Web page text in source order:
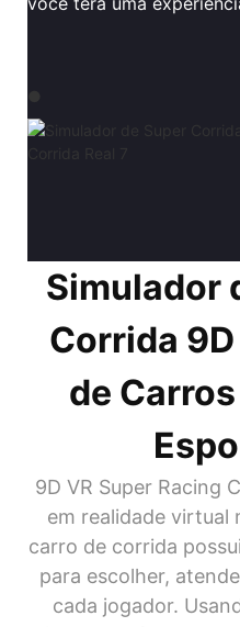
Simulador
Corrida
de
9D VR Super Racing
em realidade virtual
carro de corrida
para escolher,
cada jogador.